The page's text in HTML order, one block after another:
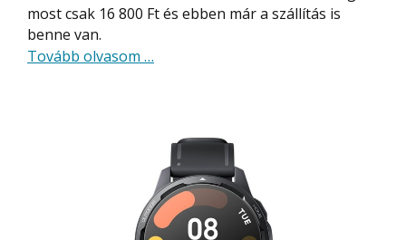
most csak 16 800 Ft és ebben már a szállítás is
benne van.
Tovább olvasom about
vezetéknélküli
fülhallgató
most
nagyon
…